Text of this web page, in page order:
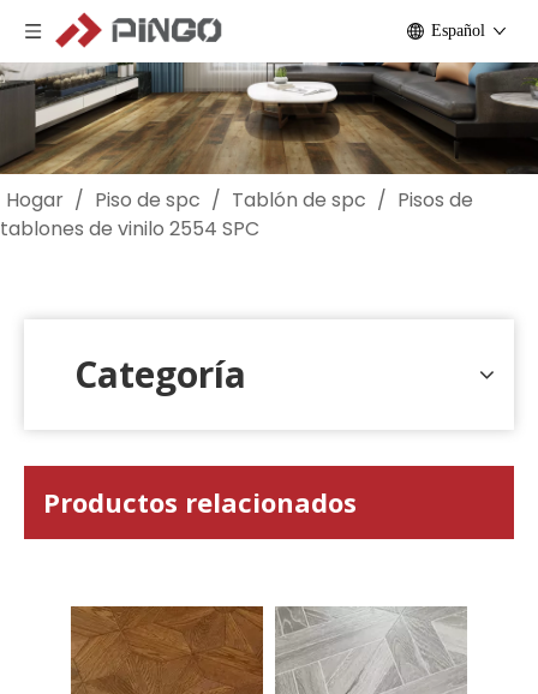
Español
Hogar / Piso de spc / Tablón de spc / Pisos de
tablones de vinilo 2554 SPC
Categoría
Productos relacionados